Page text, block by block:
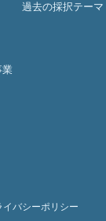
過去の採択テーマ
イバシーポリシー